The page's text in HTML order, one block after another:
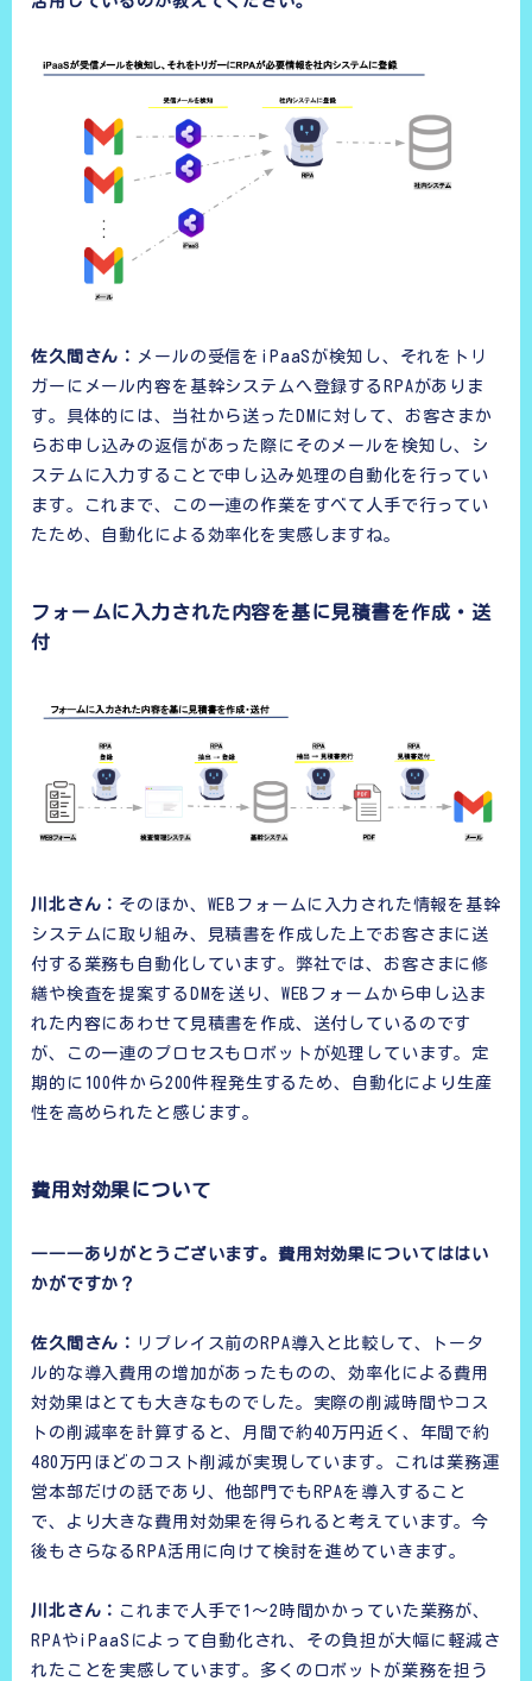
佐久間さん：
メールの受信をiPaaSが検知し、それをトリ
ガーにメール内容を基幹システムへ登録するRPAがありま
す。具体的には、当社から送ったDMに対して、お客さまか
らお申し込みの返信があった際にそのメールを検知し、シ
ステムに入力することで申し込み処理の自動化を行ってい
ます。これまで、この一連の作業をすべて人手で行ってい
たため、自動化による効率化を実感しますね。
フォームに入力された内容を基に見積書を作成・送
付
川北さん： そのほか、WEBフォームに入力された情報を基幹
システムに取り組み、見積書を作成した上でお客さまに送
付する業務も自動化しています。弊社では、お客さまに修
繕や検査を提案するDMを送り、WEBフォームから申し込ま
れた内容にあわせて見積書を作成、送付しているのです
が、この一連のプロセスもロボットが処理しています。定
期的に100件から200件程発生するため、自動化により生産
性を高められたと感じます。
費用対効果について
―――ありがとうございます。費用対効果についてははい
かがですか？
佐久間さん： リプレイス前のRPA導入と比較して、トータ
ル的な導入費用の増加があったものの、効率化による費用
対効果はとても大きなものでした。実際の削減時間やコス
トの削減率を計算すると、月間で約40万円近く、年間で約
480万円ほどのコスト削減が実現しています。これは業務運
営本部だけの話であり、他部門でもRPAを導入すること
で、より大きな費用対効果を得られると考えています。今
後もさらなるRPA活用に向けて検討を進めていきます。
川北さん： これまで人手で1〜2時間かかっていた業務が、
RPAやiPaaSによって自動化され、その負担が大幅に軽減さ
れたことを実感しています。多くのロボットが業務を担う